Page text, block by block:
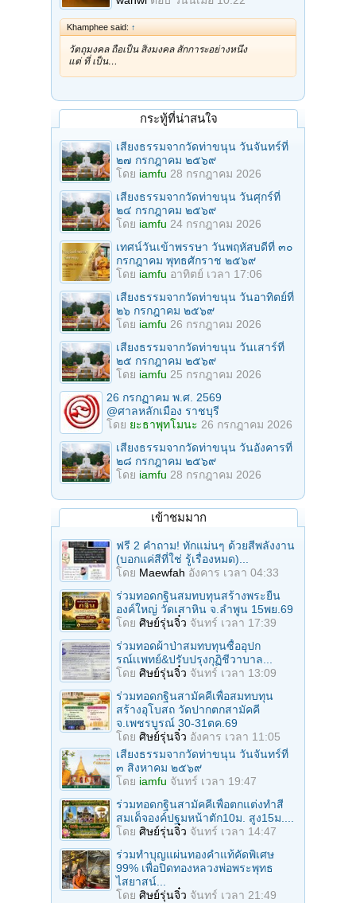
Khamphee said: ↑
วัตถุมงคล ถือเป็น สิ่งมงคล สักการะอย่างหนึ่ง
แต่ ที่ เป็น…
กระทู้ที่น่าสนใจ
เสียงธรรมจากวัดท่าขนุน วันจันทร์ที่
๒๗ กรกฎาคม ๒๕๖๙
โดย iamfu 28 กรกฎาคม 2026
เสียงธรรมจากวัดท่าขนุน วันศุกร์ที่
๒๔ กรกฎาคม ๒๕๖๙
โดย iamfu 24 กรกฎาคม 2026
เทศน์วันเข้าพรรษา วันพฤหัสบดีที่ ๓๐
กรกฎาคม พุทธศักราช ๒๕๖๙
โดย iamfu อาทิตย์ เวลา 17:06
เสียงธรรมจากวัดท่าขนุน วันอาทิตย์ที่
๒๖ กรกฎาคม ๒๕๖๙
โดย iamfu 26 กรกฎาคม 2026
เสียงธรรมจากวัดท่าขนุน วันเสาร์ที่
๒๕ กรกฎาคม ๒๕๖๙
โดย iamfu 25 กรกฎาคม 2026
26 กรกฏาคม พ.ศ. 2569
@ศาลหลักเมือง ราชบุรี
โดย ยะธาพุทโมนะ 26 กรกฎาคม 2026
เสียงธรรมจากวัดท่าขนุน วันอังคารที่
๒๘ กรกฎาคม ๒๕๖๙
โดย iamfu 28 กรกฎาคม 2026
เข้าชมมาก
ฟรี 2 คำถาม! ทักแม่นๆ ด้วยสีพลังงาน
(บอกแค่สีที่ใช่ รู้เรื่องหมด)...
โดย Maewfah อังคาร เวลา 04:33
ร่วมทอดกฐินสมทบทุนสร้างพระยืน
องค์ใหญ่ วัดเสาหิน จ.ลําพูน 15พย.69
โดย ศิษย์รุ่นจิ๋ว จันทร์ เวลา 17:39
ร่วมทอดผ้าป่าสมทบทุนซื้ออุปก
รณ์เเพทย์&ปรับปรุงกุฏิชีวาบาล...
โดย ศิษย์รุ่นจิ๋ว จันทร์ เวลา 13:09
ร่วมทอดกฐินสามัคคีเพื่อสมทบทุน
สร้างอุโบสถ วัดปากตกสามัคคี
จ.เพชรบูรณ์ 30-31ตค.69
โดย ศิษย์รุ่นจิ๋ว อังคาร เวลา 11:05
เสียงธรรมจากวัดท่าขนุน วันจันทร์ที่
๓ สิงหาคม ๒๕๖๙
โดย iamfu จันทร์ เวลา 19:47
ร่วมทอดกฐินสามัคคีเพื่อตกแต่งทำสี
สมเด็จองค์ปฐมหน้าตัก10ม. สูง15ม....
โดย ศิษย์รุ่นจิ๋ว จันทร์ เวลา 14:47
ร่วมทําบุญแผ่นทองคำแท้คัดพิเศษ
99% เพื่อปิดทองหลวงพ่อพระพุทธ
ไสยาสน์...
โดย ศิษย์รุ่นจิ๋ว จันทร์ เวลา 21:49